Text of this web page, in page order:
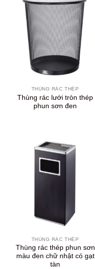
THÙNG RÁC THÉP
Thùng rác lưới tròn thép
phun sơn đen
THÙNG RÁC THÉP
Thùng rác thép phun sơn
màu đen chữ nhật có gạt
tàn